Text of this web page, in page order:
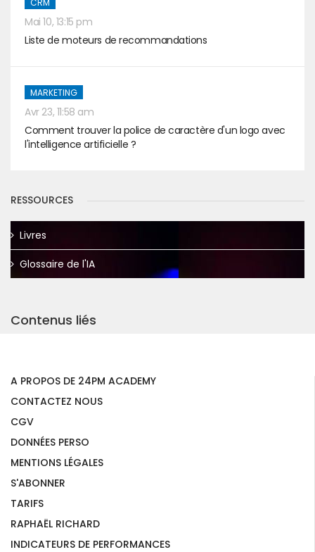
Mai 10, 13:15 pm
Liste de moteurs de recommandations
MARKETING
Avr 23, 11:58 am
Comment trouver la police de caractère d'un logo avec
l'intelligence artificielle ?
RESSOURCES
Livres
Glossaire de l'IA
Contenus liés
A PROPOS DE 24PM ACADEMY
CONTACTEZ NOUS
CGV
DONNÉES PERSO
MENTIONS LÉGALES
S'ABONNER
TARIFS
RAPHAËL RICHARD
INDICATEURS DE PERFORMANCES